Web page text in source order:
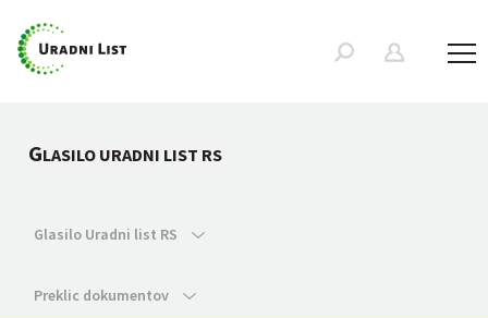
GLASILO URADNI LIST RS
Glasilo Uradni list RS
Preklic dokumentov